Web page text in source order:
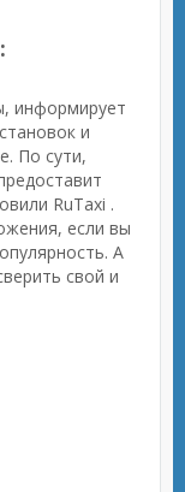
информирует
и
По сути,
RuTaxi .
если вы
А
свой и